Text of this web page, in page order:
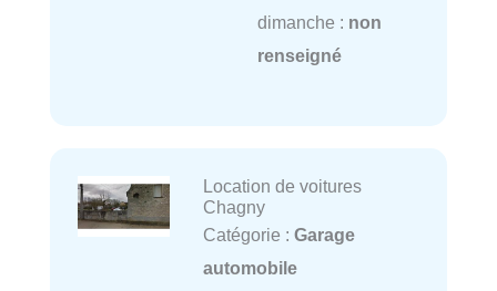
dimanche : non
renseigné
Location de voitures
Chagny
Catégorie : Garage
automobile